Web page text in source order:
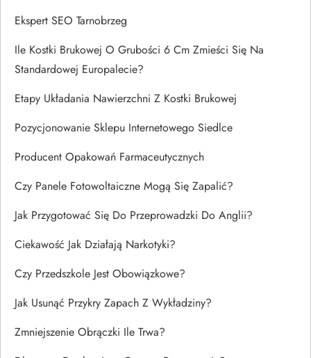
Ekspert SEO Tarnobrzeg
Ile Kostki Brukowej O Grubości 6 Cm Zmieści Się Na
Standardowej Europalecie?
Etapy Układania Nawierzchni Z Kostki Brukowej
Pozycjonowanie Sklepu Internetowego Siedlce
Producent Opakowań Farmaceutycznych
Czy Panele Fotowoltaiczne Mogą Się Zapalić?
Jak Przygotować Się Do Przeprowadzki Do Anglii?
Ciekawość Jak Działają Narkotyki?
Czy Przedszkole Jest Obowiązkowe?
Jak Usunąć Przykry Zapach Z Wykładziny?
Zmniejszenie Obrączki Ile Trwa?